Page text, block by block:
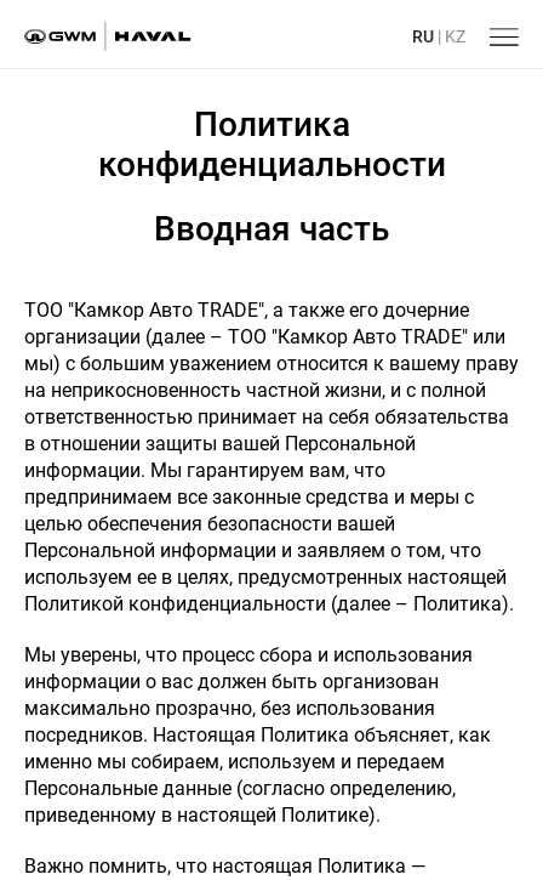
RU | KZ
Политика
конфиденциальности
Вводная часть
ТОО "Камкор Авто TRADE", а также его дочерние
организации (далее – ТОО "Камкор Авто TRADE" или
мы) с большим уважением относится к вашему праву
на неприкосновенность частной жизни, и с полной
ответственностью принимает на себя обязательства
в отношении защиты вашей Персональной
информации. Мы гарантируем вам, что
предпринимаем все законные средства и меры с
целью обеспечения безопасности вашей
Персональной информации и заявляем о том, что
используем ее в целях, предусмотренных настоящей
Политикой конфиденциальности (далее – Политика).
Мы уверены, что процесс сбора и использования
информации о вас должен быть организован
максимально прозрачно, без использования
посредников. Настоящая Политика объясняет, как
именно мы собираем, используем и передаем
Персональные данные (согласно определению,
приведенному в настоящей Политике).
Важно помнить, что настоящая Политика —